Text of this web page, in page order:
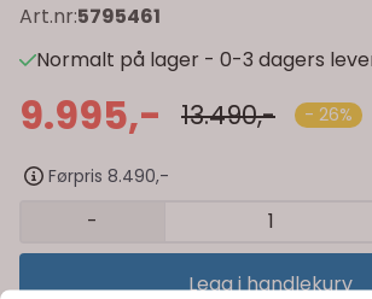
Art.nr:5795461
Normalt på lager - 0-3 dagers
9.995,- 13.490,- - 26%
Førpris 8.490,-
-
Legg i handlekurv